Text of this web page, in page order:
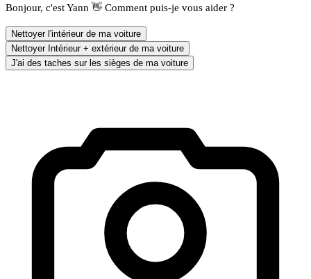
Bonjour, c'est Yann 👋 Comment puis-je vous aider ?
Nettoyer l'intérieur de ma voiture
Nettoyer Intérieur + extérieur de ma voiture
J'ai des taches sur les sièges de ma voiture